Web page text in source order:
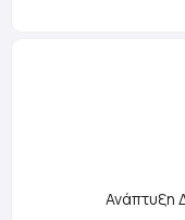
Ανάπτυξη